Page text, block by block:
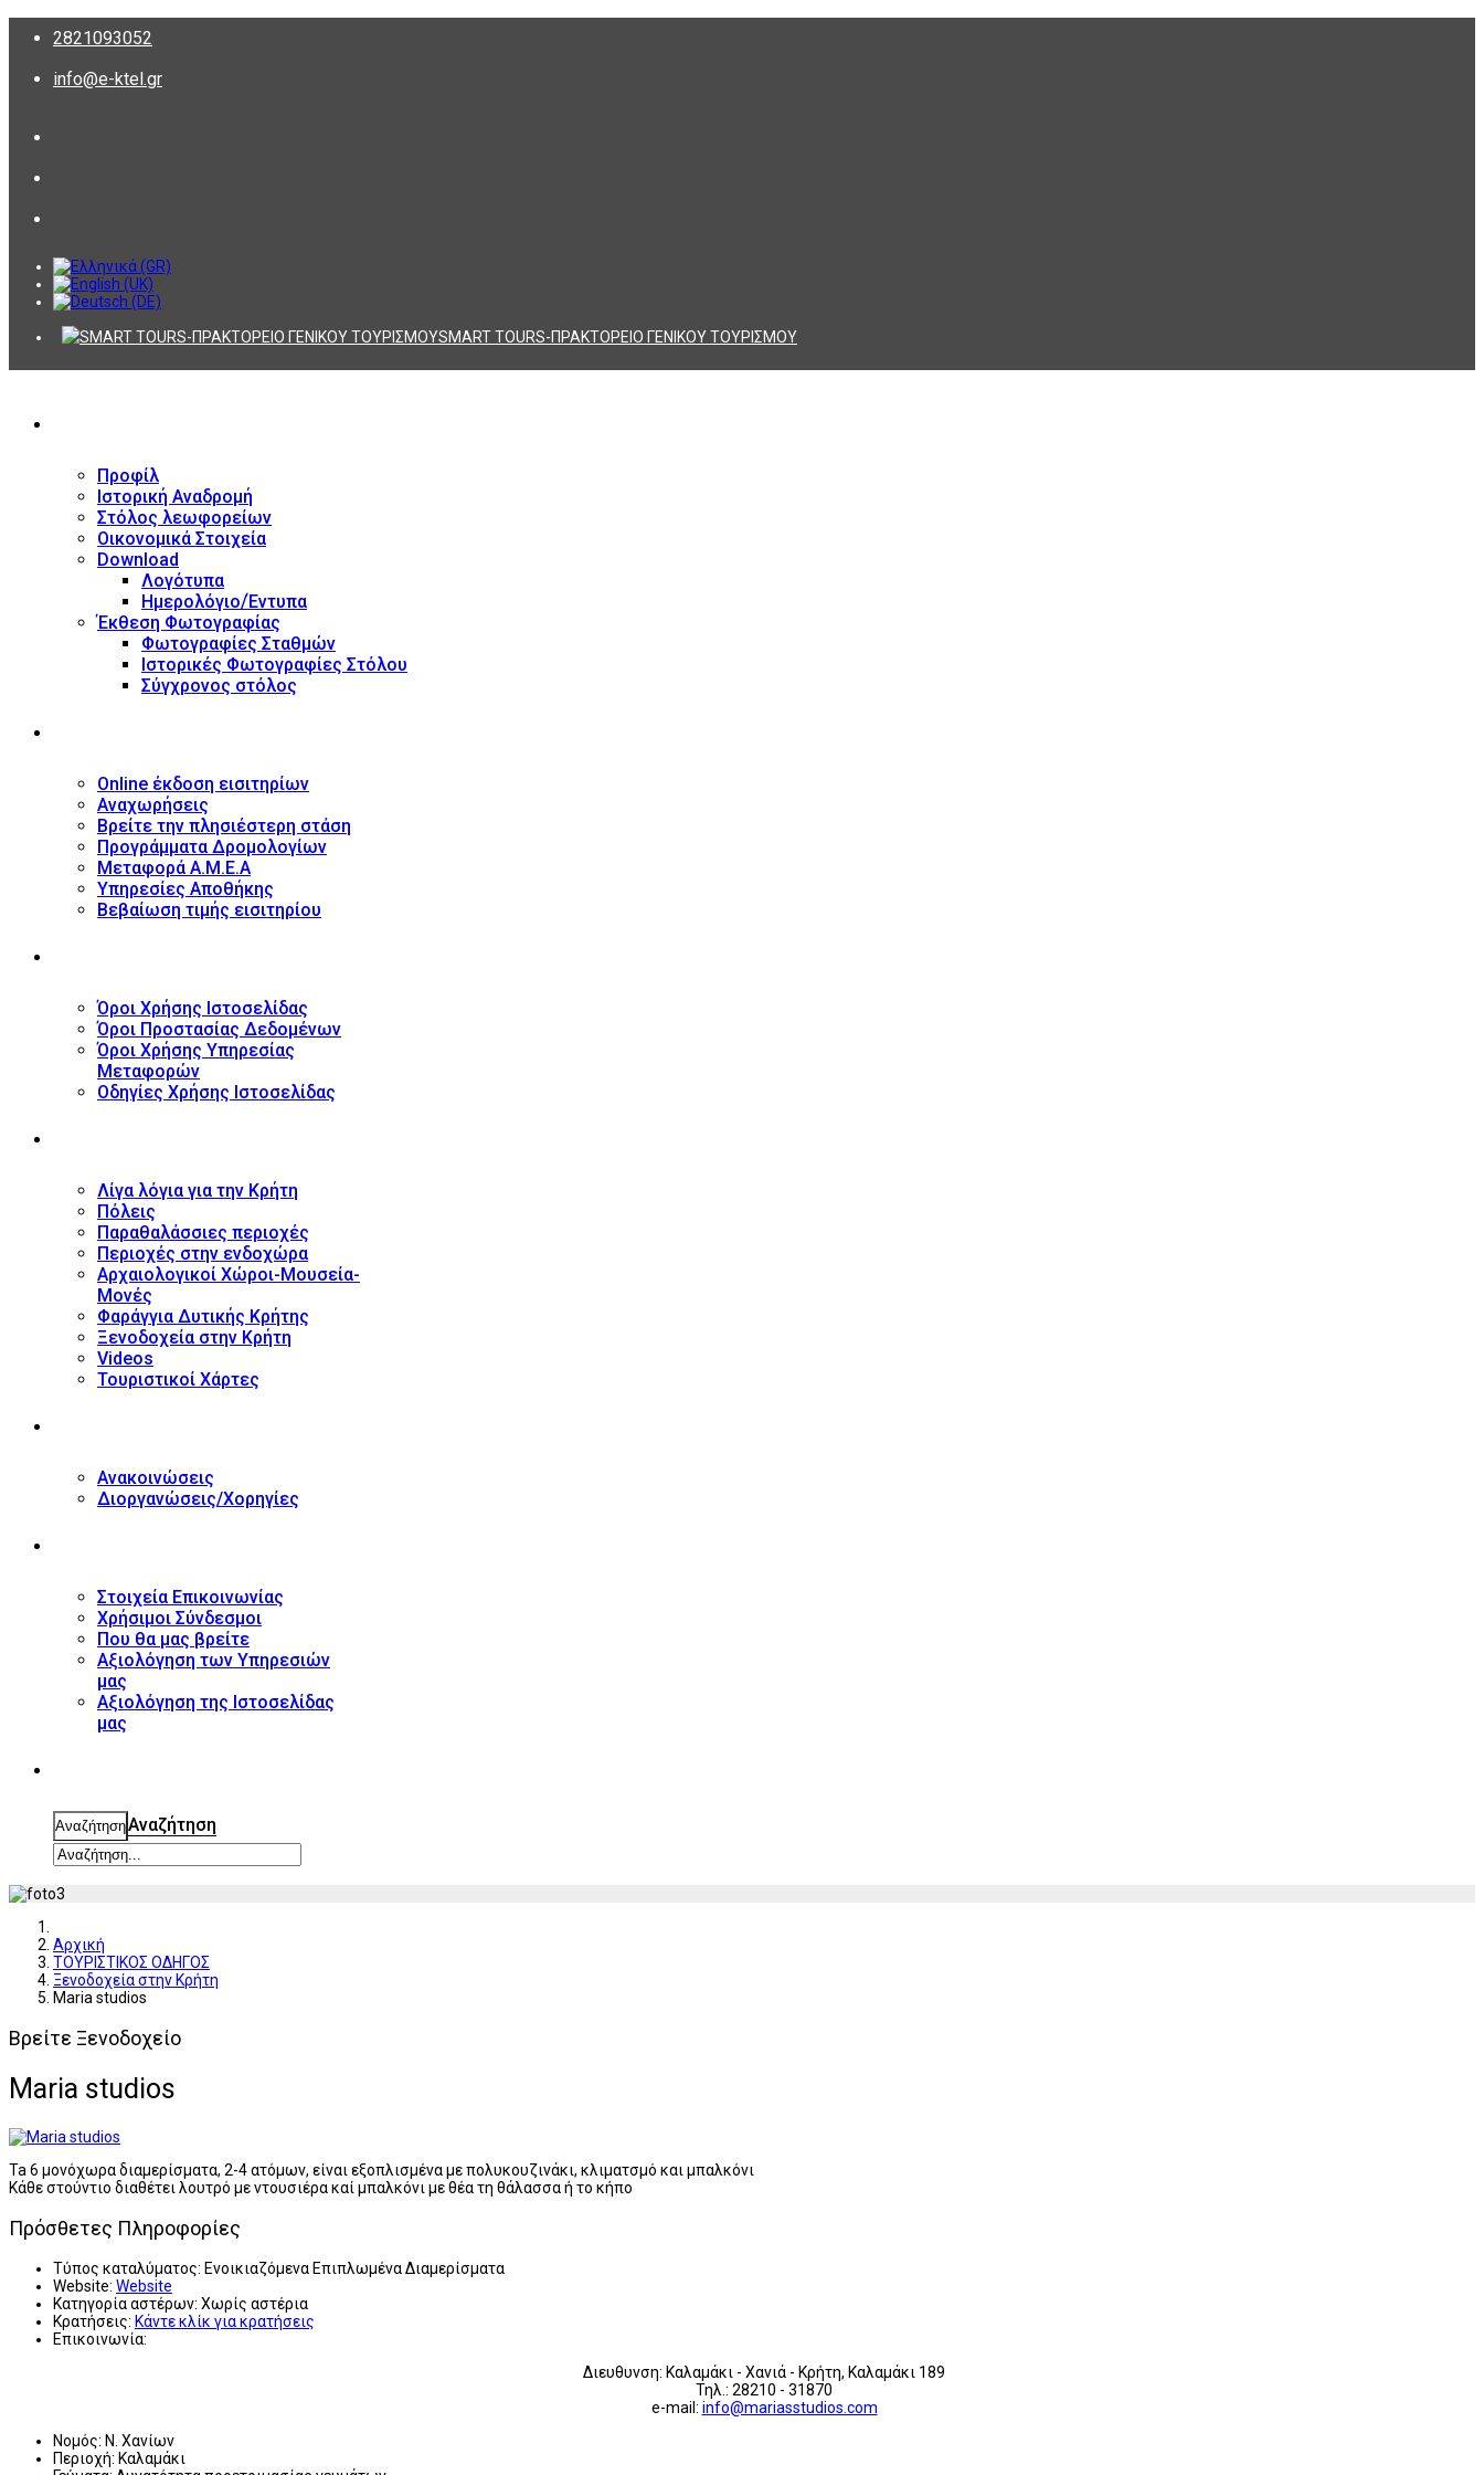
2821093052
info@e-ktel.gr
SMART TOURS-ΠΡΑΚΤΟΡΕΙΟ ΓΕΝΙΚΟΥ ΤΟΥΡΙΣΜΟΥ
Προφίλ
Ιστορική Αναδρομή
Στόλος λεωφορείων
Οικονομικά Στοιχεία
Download
Λογότυπα
Ημερολόγιο/Έντυπα
Έκθεση Φωτογραφίας
Φωτογραφίες Σταθμών
Ιστορικές Φωτογραφίες Στόλου
Σύγχρονος στόλος
Online έκδοση εισιτηρίων
Αναχωρήσεις
Βρείτε την πλησιέστερη στάση
Προγράμματα Δρομολογίων
Μεταφορά Α.Μ.Ε.Α
Υπηρεσίες Αποθήκης
Βεβαίωση τιμής εισιτηρίου
Όροι Χρήσης Ιστοσελίδας
Όροι Προστασίας Δεδομένων
Όροι Χρήσης Υπηρεσίας
Μεταφορών
Οδηγίες Χρήσης Ιστοσελίδας
Λίγα λόγια για την Κρήτη
Πόλεις
Παραθαλάσσιες περιοχές
Περιοχές στην ενδοχώρα
Αρχαιολογικοί Χώροι-Μουσεία-
Μονές
Φαράγγια Δυτικής Κρήτης
Ξενοδοχεία στην Κρήτη
Videos
Τουριστικοί Χάρτες
Ανακοινώσεις
Διοργανώσεις/Χορηγίες
Στοιχεία Επικοινωνίας
Χρήσιμοι Σύνδεσμοι
Που θα μας βρείτε
Αξιολόγηση των Υπηρεσιών
μας
Αξιολόγηση της Ιστοσελίδας
μας
ΑναζήτησηΑναζήτηση
Αρχική
ΤΟΥΡΙΣΤΙΚΟΣ ΟΔΗΓΟΣ
Ξενοδοχεία στην Κρήτη
Maria studios
Βρείτε Ξενοδοχείο
Maria studios
Ta 6 μονόχωρα διαμερίσματα, 2-4 ατόμων, είναι εξοπλισμένα με πολυκουζινάκι, κλιματσμό και μπαλκόνι
Κάθε στούντιο διαθέτει λουτρό με ντουσιέρα καί μπαλκόνι με θέα τη θάλασσα ή το κήπο
Πρόσθετες Πληροφορίες
Τύπος καταλύματος: Ενοικιαζόμενα Επιπλωμένα Διαμερίσματα
Website: Website
Κατηγορία αστέρων: Χωρίς αστέρια
Κρατήσεις: Κάντε κλίκ για κρατήσεις
Επικοινωνία:
Διευθυνση: Καλαμάκι - Χανιά - Κρήτη, Καλαμάκι 189
Τηλ.: 28210 - 31870
e-mail: info@mariasstudios.com
Νομός: Ν. Χανίων
Περιοχή: Καλαμάκι